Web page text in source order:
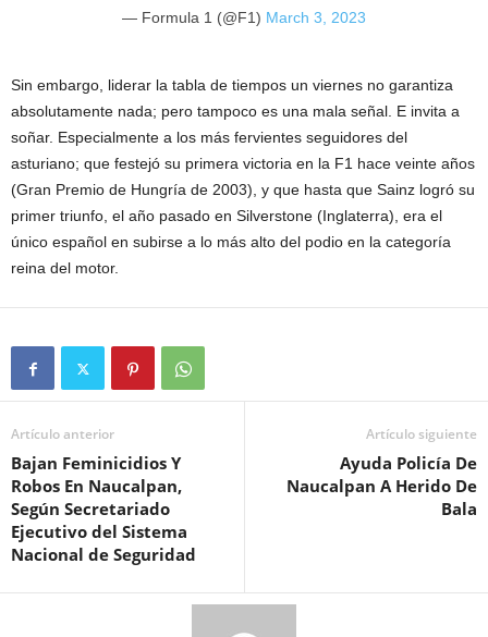
— Formula 1 (@F1) March 3, 2023
Sin embargo, liderar la tabla de tiempos un viernes no garantiza
absolutamente nada; pero tampoco es una mala señal. E invita a
soñar. Especialmente a los más fervientes seguidores del
asturiano; que festejó su primera victoria en la F1 hace veinte años
(Gran Premio de Hungría de 2003), y que hasta que Sainz logró su
primer triunfo, el año pasado en Silverstone (Inglaterra), era el
único español en subirse a lo más alto del podio en la categoría
reina del motor.
Artículo anterior
Bajan Feminicidios Y
Robos En Naucalpan,
Según Secretariado
Ejecutivo del Sistema
Nacional de Seguridad
Artículo siguiente
Ayuda Policía De
Naucalpan A Herido De
Bala